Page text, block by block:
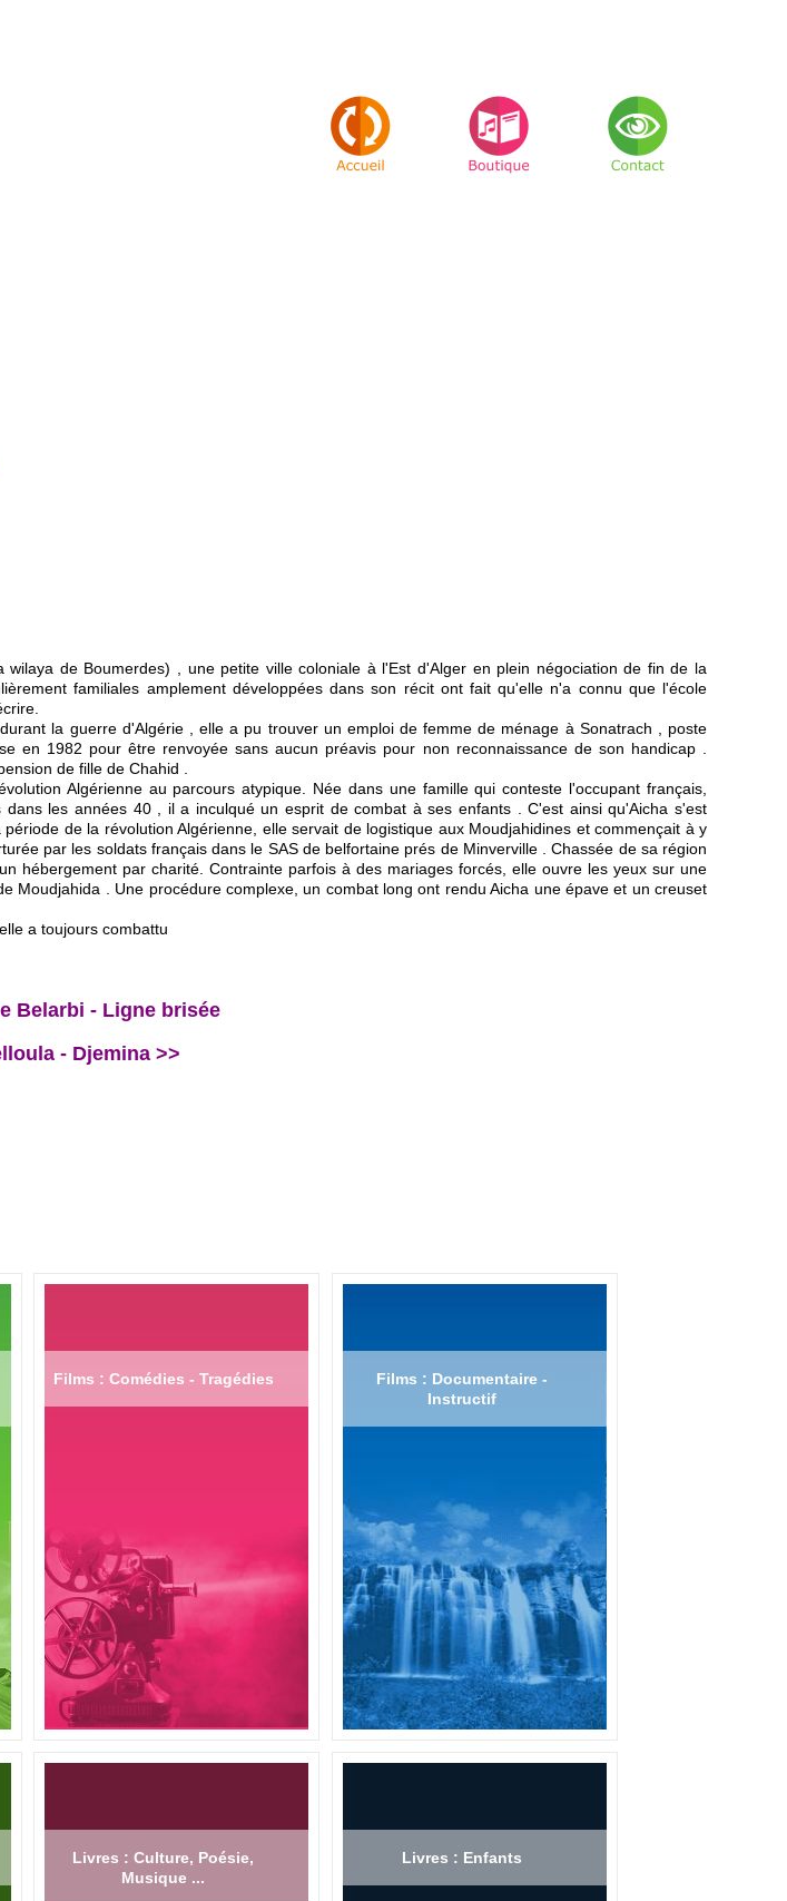
de Boumerdes) , une petite ville coloniale à l'Est d'Alger en plein négociation de fin de la
familiales amplement développées dans son récit ont fait qu'elle n'a connu que l'école
la guerre d'Algérie , elle a pu trouver un emploi de femme de ménage à Sonatrach , poste
en 1982 pour être renvoyée sans aucun préavis pour non reconnaissance de son handicap .
de fille de Chahid .
Algérienne au parcours atypique. Née dans une famille qui conteste l'occupant français,
les années 40 , il a inculqué un esprit de combat à ses enfants . C'est ainsi qu'Aicha s'est
de la révolution Algérienne, elle servait de logistique aux Moudjahidines et commençait à y
par les soldats français dans le SAS de belfortaine prés de Minverville . Chassée de sa région
hébergement par charité. Contrainte parfois à des mariages forcés, elle ouvre les yeux sur une
. Une procédure complexe, un combat long ont rendu Aicha une épave et un creuset
a toujours combattu
Belarbi - Ligne brisée
- Djemina >>
Films : Comédies - Tragédies
Films : Documentaire -
Instructif
Livres : Culture, Poésie,
Musique ...
Livres : Enfants